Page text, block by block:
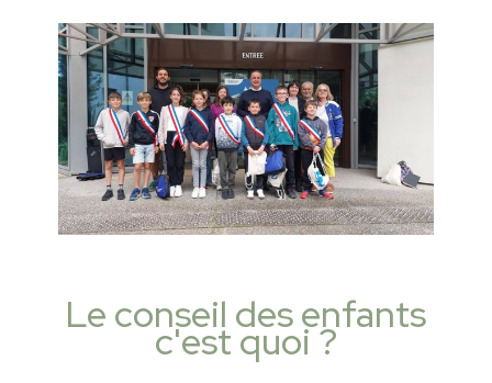
Le conseil des enfants
c'est quoi ?